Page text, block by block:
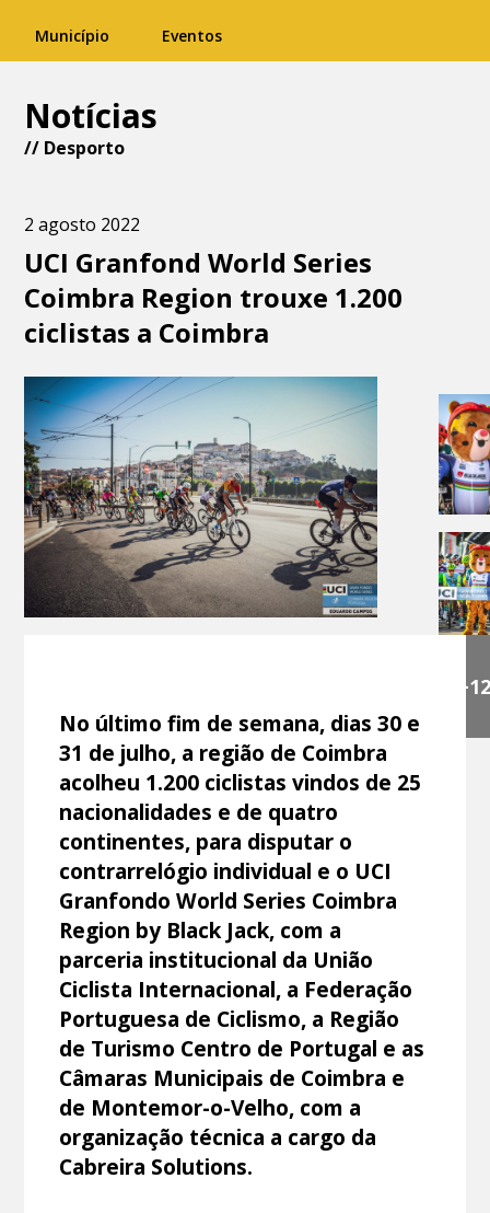
Município Eventos
Notícias
// Desporto
2 agosto 2022
UCI Granfond World Series
Coimbra Region trouxe 1.200
ciclistas a Coimbra
+12
No último fim de semana, dias 30 e
31 de julho, a região de Coimbra
acolheu 1.200 ciclistas vindos de 25
nacionalidades e de quatro
continentes, para disputar o
contrarrelógio individual e o UCI
Granfondo World Series Coimbra
Region by Black Jack, com a
parceria institucional da União
Ciclista Internacional, a Federação
Portuguesa de Ciclismo, a Região
de Turismo Centro de Portugal e as
Câmaras Municipais de Coimbra e
de Montemor-o-Velho, com a
organização técnica a cargo da
Cabreira Solutions.